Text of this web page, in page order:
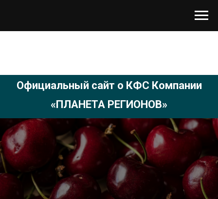
Официальный сайт о КФС Компании
«ПЛАНЕТА РЕГИОНОВ»